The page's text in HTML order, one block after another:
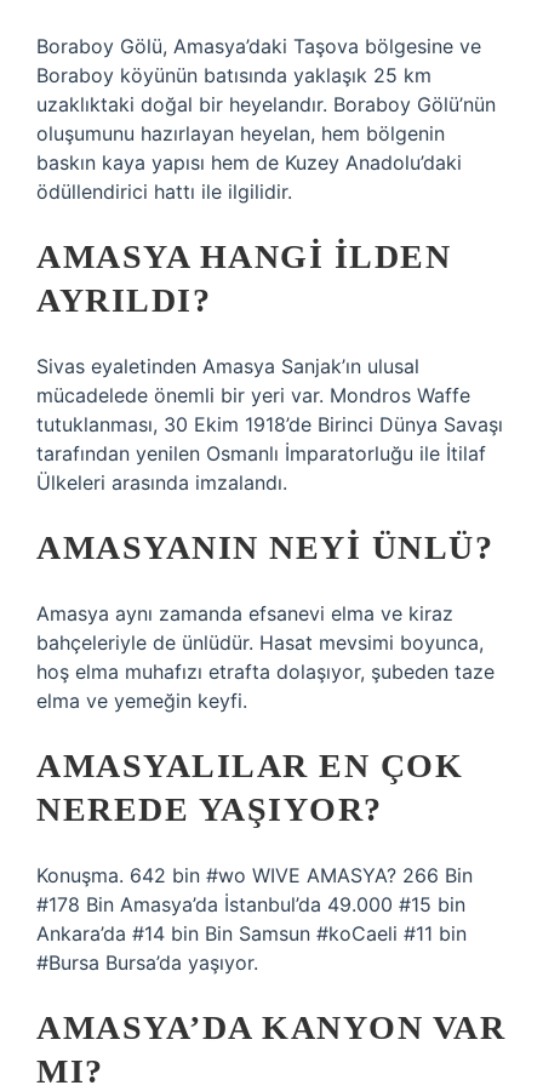
Boraboy Gölü, Amasya’daki Taşova bölgesine ve
Boraboy köyünün batısında yaklaşık 25 km
uzaklıktaki doğal bir heyelandır. Boraboy Gölü’nün
oluşumunu hazırlayan heyelan, hem bölgenin
baskın kaya yapısı hem de Kuzey Anadolu’daki
ödüllendirici hattı ile ilgilidir.
AMASYA HANGI ILDEN
AYRILDI?
Sivas eyaletinden Amasya Sanjak’ın ulusal
mücadelede önemli bir yeri var. Mondros Waffe
tutuklanması, 30 Ekim 1918’de Birinci Dünya Savaşı
tarafından yenilen Osmanlı İmparatorluğu ile İtilaf
Ülkeleri arasında imzalandı.
AMASYANIN NEYI ÜNLÜ?
Amasya aynı zamanda efsanevi elma ve kiraz
bahçeleriyle de ünlüdür. Hasat mevsimi boyunca,
hoş elma muhafızı etrafta dolaşıyor, şubeden taze
elma ve yemeğin keyfi.
AMASYALILAR EN ÇOK
NEREDE YAŞIYOR?
Konuşma. 642 bin #wo WIVE AMASYA? 266 Bin
#178 Bin Amasya’da İstanbul’da 49.000 #15 bin
Ankara’da #14 bin Bin Samsun #koCaeli #11 bin
#Bursa Bursa’da yaşıyor.
AMASYA’DA KANYON VAR
MI?